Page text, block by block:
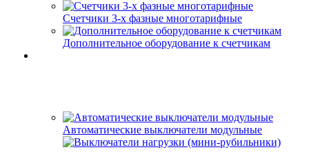
Счетчики 3-х фазные многотарифные
Дополнительное оборудование к счетчикам
Автоматические выключатели модульные